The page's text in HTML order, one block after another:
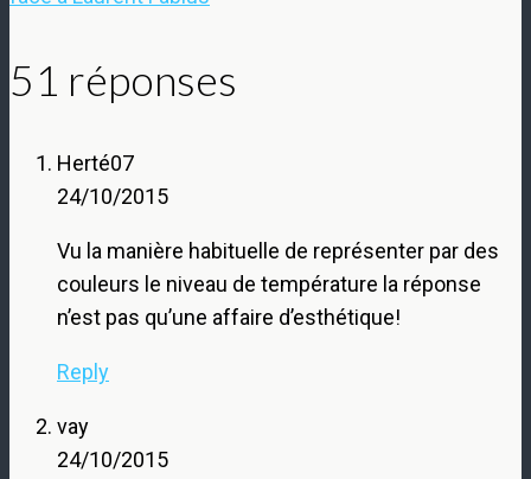
51 réponses
Herté07
24/10/2015
Vu la manière habituelle de représenter par des
couleurs le niveau de température la réponse
n’est pas qu’une affaire d’esthétique!
Reply
vay
24/10/2015